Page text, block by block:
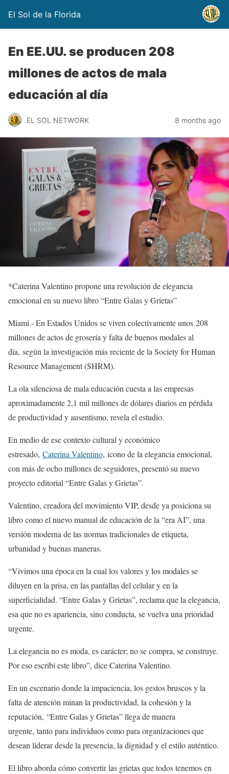
El Sol de la Florida
En EE.UU. se producen 208
millones de actos de mala
educación al día
EL SOL NETWORK 8 months ago
*Caterina Valentino propone una revolución de elegancia
emocional en su nuevo libro “Entre Galas y Grietas”
Miami.- En Estados Unidos se viven colectivamente unos 208
millones de actos de grosería y falta de buenos modales al
día, según la investigación más reciente de la Society for Human
Resource Management (SHRM).
La ola silenciosa de mala educación cuesta a las empresas
aproximadamente 2,1 mil millones de dólares diarios en pérdida
de productividad y ausentismo, revela el estudio.
En medio de ese contexto cultural y económico
estresado, Caterina Valentino, ícono de la elegancia emocional,
con más de ocho millones de seguidores, presentó su nuevo
proyecto editorial “Entre Galas y Grietas”.
Valentino, creadora del movimiento VIP, desde ya posiciona su
libro como el nuevo manual de educación de la “era AI”, una
versión moderna de las normas tradicionales de etiqueta,
urbanidad y buenas maneras.
“Vivimos una época en la cual los valores y los modales se
diluyen en la prisa, en las pantallas del celular y en la
superficialidad. “Entre Galas y Grietas”, reclama que la elegancia,
esa que no es apariencia, sino conducta, se vuelva una prioridad
urgente.
La elegancia no es moda, es carácter; no se compra, se construye.
Por eso escribí este libro”, dice Caterina Valentino.
En un escenario donde la impaciencia, los gestos bruscos y la
falta de atención minan la productividad, la cohesión y la
reputación, “Entre Galas y Grietas” llega de manera
urgente, tanto para individuos como para organizaciones que
desean liderar desde la presencia, la dignidad y el estilo auténtico.
El libro aborda cómo convertir las grietas que todos tenemos en